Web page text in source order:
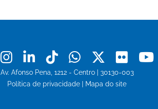
Facebook
Instagram
LinkedinTiktokWhatsapp
X Flickr
Av. Afonso Pena, 1212 - Centro | 30130-003
Política de privacidade
Mapa do site